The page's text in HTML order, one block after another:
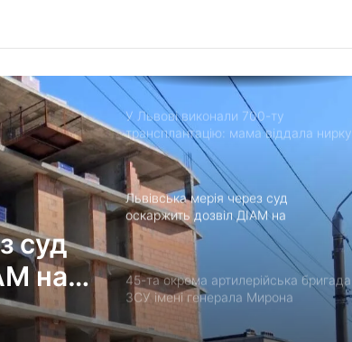
суд
на
мораторій на російськомовний
У Львові виконали 700-ту
трансплантацію: мама віддала нирку
27-річному синові
Львівська мерія через суд
оскаржить дозвіл ДІАМ на
будівництво на вул. Олесницького
45-та окрема артилерійська бригада
ЗСУ імені генерала Мирона
Тарнавського відзначає 10-річчя